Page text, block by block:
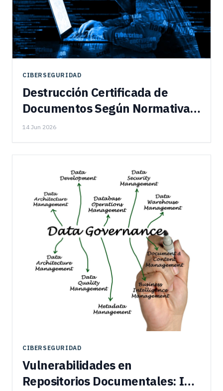
CIBERSEGURIDAD
Destrucción Certificada de
Documentos Según Normativa
Per...
14 Jun 2026
CIBERSEGURIDAD
Vulnerabilidades en
Repositorios Documentales: ISO